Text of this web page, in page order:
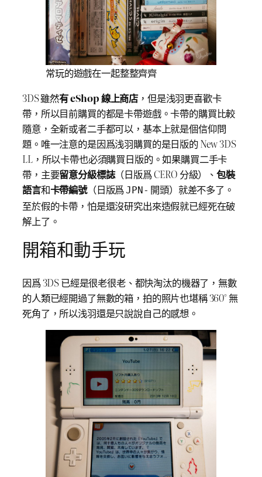
常玩的遊戲在一起整整齊齊
3DS 雖然有 eShop 線上商店，但是浅羽更喜歡卡
帶，所以目前購買的都是卡帶遊戲。卡帶的購買比較
隨意，全新或者二手都可以，基本上就是個信仰問
題。唯一注意的是因爲浅羽購買的是日版的 New 3DS
LL，所以卡帶也必須購買日版的。如果購買二手卡
帶，主要留意分級標誌（日版爲 CERO 分級）、包裝
語言和卡帶編號（日版爲JPN- 開頭）就差不多了。
至於假的卡帶，怕是還沒研究出來造假就已經死在破
解上了。
開箱和動手玩
因爲 3DS 已經是很老很老、都快淘汰的機器了，無數
的人類已經開過了無數的箱，拍的照片也堪稱 360° 無
死角了，所以浅羽還是只說說自己的感想。